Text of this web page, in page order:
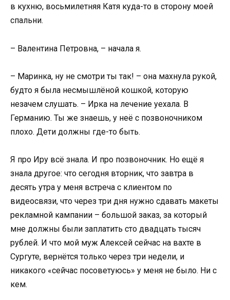
в кухню, восьмилетняя Катя куда-то в сторону моей
спальни.
– Валентина Петровна, – начала я.
– Маринка, ну не смотри ты так! – она махнула рукой,
будто я была несмышлёной кошкой, которую
незачем слушать. – Ирка на лечение уехала. В
Германию. Ты же знаешь, у неё с позвоночником
плохо. Дети должны где-то быть.
Я про Иру всё знала. И про позвоночник. Но ещё я
знала другое: что сегодня вторник, что завтра в
десять утра у меня встреча с клиентом по
видеосвязи, что через три дня нужно сдавать макеты
рекламной кампании – большой заказ, за который
мне должны были заплатить сто двадцать тысяч
рублей. И что мой муж Алексей сейчас на вахте в
Сургуте, вернётся только через три недели, и
никакого «сейчас посоветуюсь» у меня не было. Ни с
кем.